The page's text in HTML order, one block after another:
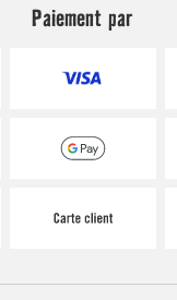
Paiement par